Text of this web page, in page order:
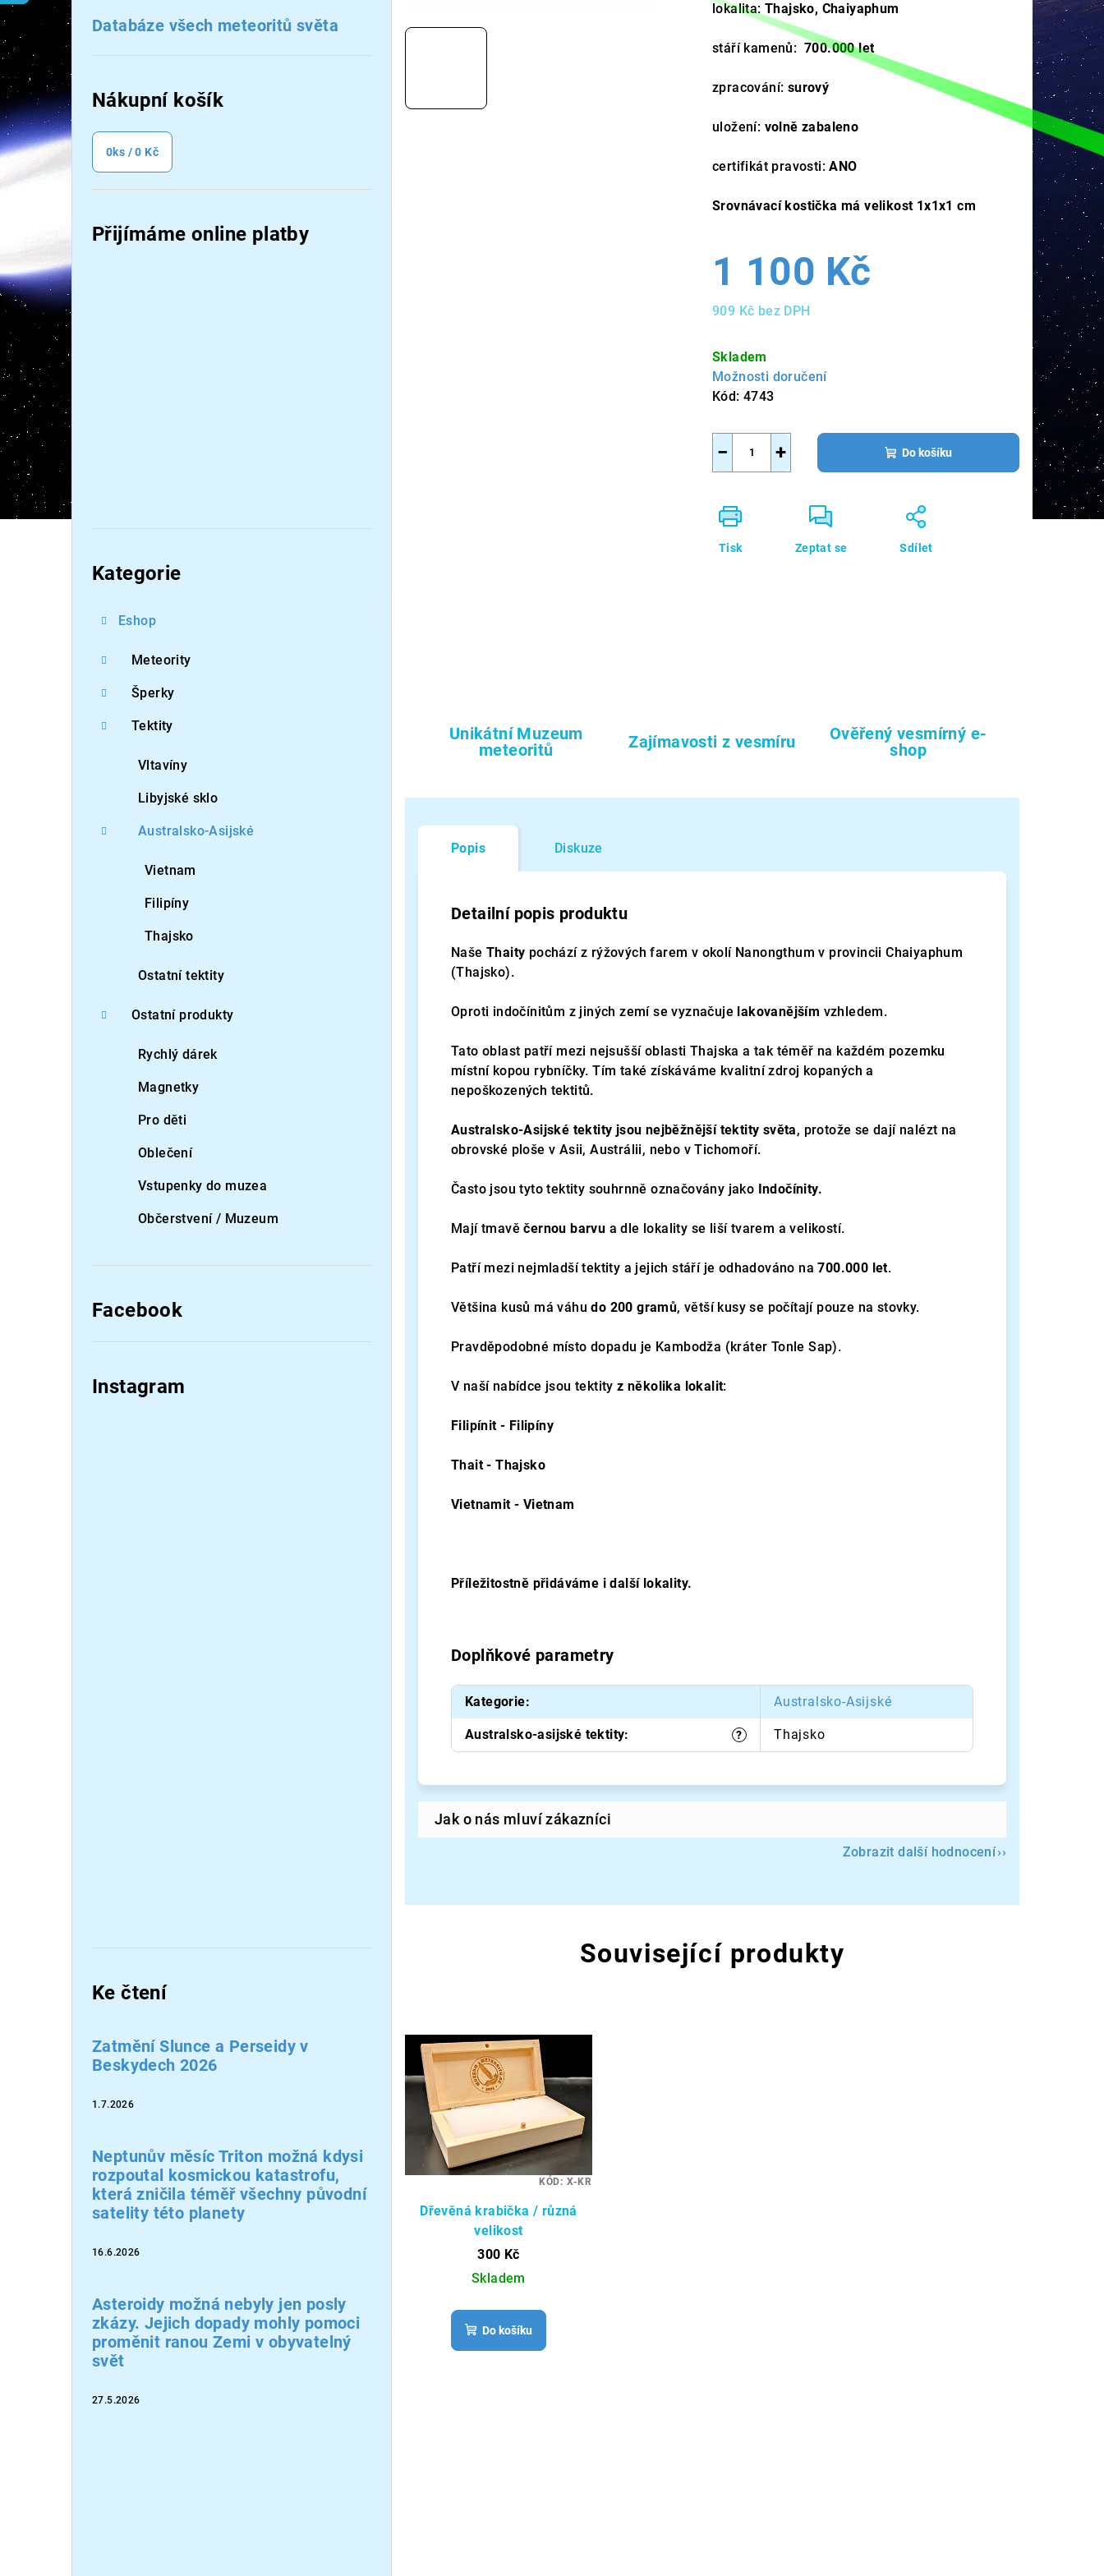
í
p
a
Databáze všech meteoritů světa
Nákupní košík
0ks /0 Kč
Přijímáme online platby
Kategorie
Eshop
Meteority
Šperky
Tektity
Vltavíny
Libyjské sklo
Australsko-Asijské
Vietnam
Filipíny
Thajsko
Ostatní tektity
Ostatní produkty
Rychlý dárek
Magnetky
Pro děti
Oblečení
Vstupenky do muzea
Občerstvení / Muzeum
Facebook
Instagram
Ke čtení
Zatmění Slunce a Perseidy v
Beskydech 2026
1.7.2026
Neptunův měsíc Triton možná kdysi
rozpoutal kosmickou katastrofu,
která zničila téměř všechny původní
satelity této planety
16.6.2026
Asteroidy možná nebyly jen posly
zkázy. Jejich dopady mohly pomoci
proměnit ranou Zemi v obyvatelný
svět
27.5.2026
lokalita: Thajsko, Chaiyaphum
stáří kamenů: 700.000 let
zpracování: surový
uložení: volně zabaleno
certifikát pravosti: ANO
Srovnávací kostička má velikost 1x1x1 cm
1 100 Kč
909 Kč bez DPH
cena:
Skladem
Možnosti doručení
Kód: 4743
+
− Do košíku
Tisk Zeptat se Sdílet
Unikátní Muzeum
meteoritů
Zajímavosti z vesmíru
Ověřený vesmírný e-
shop
Popis Diskuze
Detailní popis produktu
Naše Thaity pochází z rýžových farem v okolí Nanongthum v provincii Chaiyaphum
(Thajsko).
Oproti indočínitům z jiných zemí se vyznačuje lakovanějším vzhledem.
Tato oblast patří mezi nejsušší oblasti Thajska a tak téměř na každém pozemku
místní kopou rybníčky. Tím také získáváme kvalitní zdroj kopaných a
nepoškozených tektitů.
Australsko-Asijské tektity jsou nejběžnější tektity světa, protože se dají nalézt na
obrovské ploše v Asii, Austrálii, nebo v Tichomoří.
Často jsou tyto tektity souhrnně označovány jako Indočínity.
Mají tmavě černou barvu a dle lokality se liší tvarem a velikostí.
Patří mezi nejmladší tektity a jejich stáří je odhadováno na 700.000 let.
Většina kusů má váhu do 200 gramů, větší kusy se počítají pouze na stovky.
Pravděpodobné místo dopadu je Kambodža (kráter Tonle Sap).
V naší nabídce jsou tektity z několika lokalit:
Filipínit - Filipíny
Thait - Thajsko
Vietnamit - Vietnam
Příležitostně přidáváme i další lokality.
Doplňkové parametry
Kategorie: Australsko-Asijské
?
Australsko-asijské tektity: Thajsko
Zobrazit další hodnocení
Související produkty
Dřevěná krabička / různá
velikost
300 Kč
Skladem
Do košíku
KÓD: X-KR